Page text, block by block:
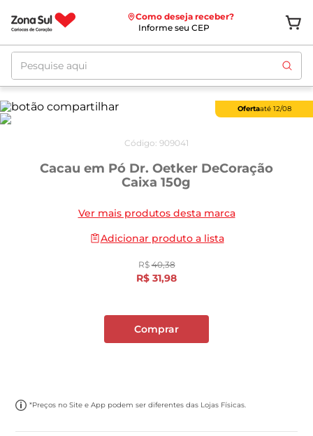
Como deseja receber?
Informe seu CEP
Pesquise aqui
Ofertaaté 12/08
Código: 909041
Cacau em Pó Dr. Oetker DeCoração
Caixa 150g
Ver mais produtos desta marca
Adicionar produto a lista
R$ 40,38
R$ 31,98
Comprar
*Preços no Site e App podem ser diferentes das Lojas Físicas.